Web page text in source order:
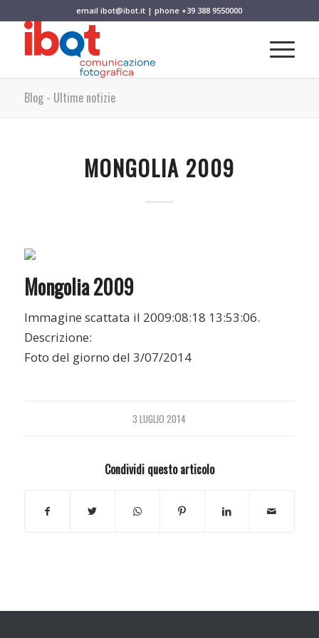
emailibot@ibot.it | phone+39 388 9550000
Blog - Ultime notizie
MONGOLIA 2009
Mongolia 2009
Immagine scattata il 2009:08:18 13:53:06.
Descrizione:
Foto del giorno del 3/07/2014
3 LUGLIO 2014
Condividi questo articolo